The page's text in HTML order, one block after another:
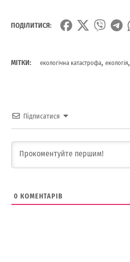
ПОДІЛИТИСЯ:
МІТКИ: екологічна катастрофа,екологія,
Підписатися
0 КОМЕНТАРІВ